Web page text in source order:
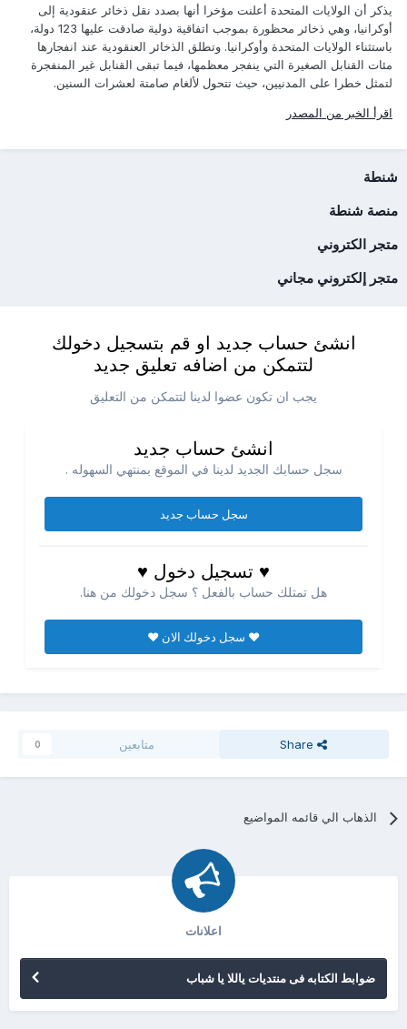
يذكر أن الولايات المتحدة أعلنت مؤخرا أنها بصدد نقل ذخائر عنقودية إلى
أوكرانيا، وهي ذخائر محظورة بموجب اتفاقية دولية صادقت عليها 123 دولة،
باستثناء الولايات المتحدة وأوكرانيا. وتطلق الذخائر العنقودية عند انفجارها
مئات القنابل الصغيرة التي ينفجر معظمها، فيما تبقى القنابل غير المنفجرة
لتمثل خطرا على المدنيين، حيث تتحول لألغام صامتة لعشرات السنين.
اقرأ الخبر من المصدر
شنطة
منصة شنطة
متجر الكتروني
متجر إلكتروني مجاني
انشئ حساب جديد او قم بتسجيل دخولك
لتتمكن من اضافه تعليق جديد
يجب ان تكون عضوا لدينا لتتمكن من التعليق
انشئ حساب جديد
سجل حسابك الجديد لدينا في الموقع بمنتهي السهوله .
سجل حساب جديد
♥ تسجيل دخول ♥
هل تمتلك حساب بالفعل ؟ سجل دخولك من هنا.
♥ سجل دخولك الان ♥
Share متابعين 0
الذهاب الي قائمه المواضيع
اعلانات
ضوابط الكتابه فى منتديات ياللا يا شباب